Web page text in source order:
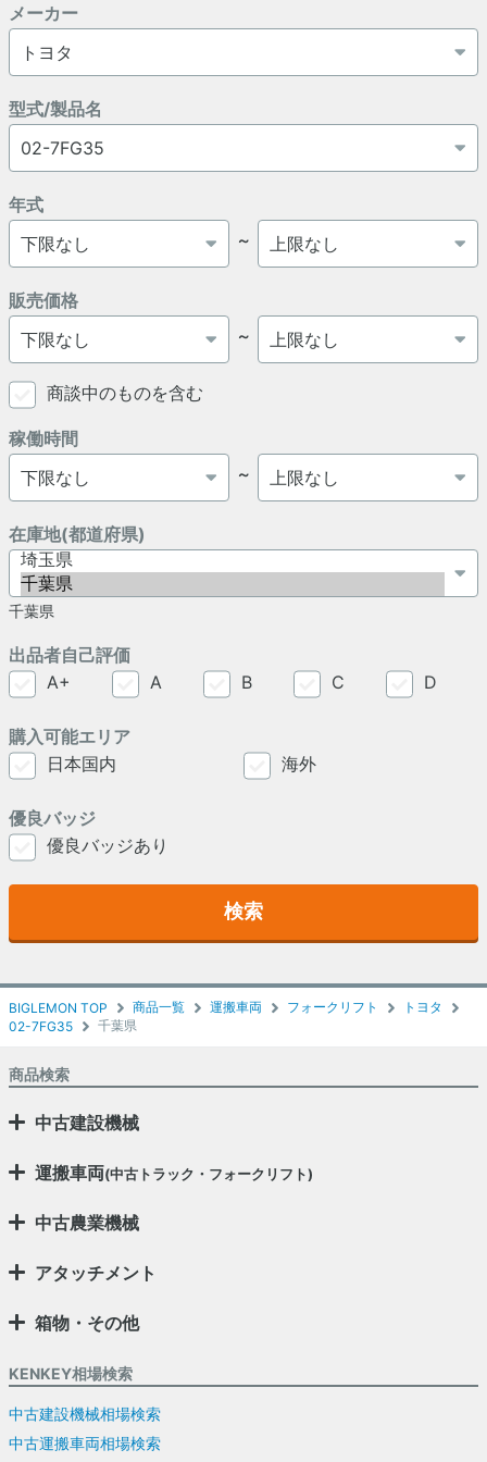
BIGLEMON TOP 商品一覧 運搬車両 フォークリフト
トヨタ
02-7FG35
千葉県
メーカー
型式/製品名
年式
～
販売価格
～
商談中のものを含む
稼働時間
～
在庫地(都道府県)
千葉県
出品者自己評価
A+
A B C D
購入可能エリア
日本国内
海外
優良バッジ
優良バッジあり
検索
商品検索
中古建設機械
運搬車両(中古トラック・フォークリフト)
中古農業機械
アタッチメント
箱物・その他
KENKEY相場検索
中古建設機械相場検索
中古運搬車両相場検索